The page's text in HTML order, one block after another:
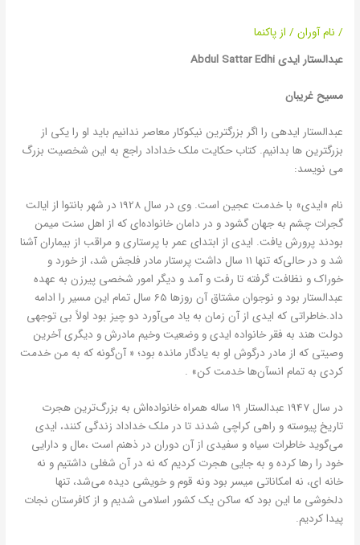
/ نام آوران / از پاکنما
عبدالستار ایدیAbdul Sattar Edhi
مسیح غریبان
عبدالستار ایدهی را اگر بزرگترین نیکوکار معاصر ندانیم باید او را یکی از
بزرگترین ها بدانیم. کتاب حکایت ملک خداداد راجع به این شخصیت بزرگ
می نویسد:
نام «ایدی» با خدمت عجین است. وی در سال 1928 در شهر بانتوا از ایالت
گجرات چشم به جهان گشود و در دامان خانواده‌ای که از اهل سنت میمن
بودند پرورش یافت. ایدی از ابتدای عمر با پرستاری و مراقب از بیماران آشنا
شد و در حالی‌که تنها 11 سال داشت پرستار مادر فلجش شد، از خورد و
خوراک و نظافت گرفته تا رفت و آمد و دیگر امور شخصی پیرزن به عهده
عبدالستار بود و نوجوان مشتاق آن روزها 65 سال تمام این مسیر را ادامه
داد.خاطراتی که ایدی از آن زمان به یاد می‌آورد دو چیز بود اولاً بی توجهی
دولت هند به فقر خانواده ایدی و وضعیت وخیم مادرش و دیگری آخرین
وصیتی که از مادر درگوش او به یادگار مانده بود؛ « آن‌گونه که به من خدمت
کردی به تمام انسآن‌ها خدمت کن» .
در سال 1947 عبدالستار 19 ساله همراه خانواده‌اش به بزرگ‌ترین هجرت
تاریخ پیوسته و راهی کراچی شدند تا در ملک خداداد زندگی کنند، ایدی
می‌گوید خاطرات سیاه و سفیدی از آن دوران در ذهنم است ،مال و دارایی
خود را رها کرده و به جایی هجرت کردیم که نه در آن شغلی داشتیم و نه
خانه ای، نه امکاناتی میسر بود ونه قوم و خویشی دیده می‌شد، تنها
دلخوشی ما این بود که ساکن یک کشور اسلامی شدیم و از کافرستان نجات
پیدا کردیم.